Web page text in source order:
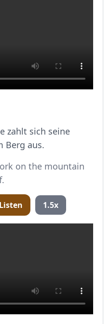
zahlt sich seine
Berg aus.
on the mountain
Listen 1.5x